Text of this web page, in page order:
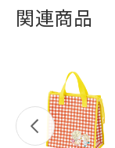
関連商品